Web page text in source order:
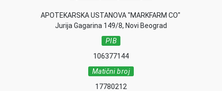
APOTEKARSKA USTANOVA "MARKFARM CO"
Jurija Gagarina 149/8, Novi Beograd
PIB
106377144
Matični broj
17780212